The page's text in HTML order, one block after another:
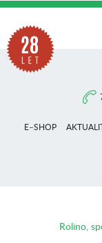
E–SHOP
Rolino,